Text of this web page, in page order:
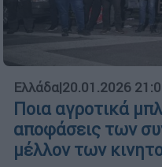
Ελλάδα|20.01.2026
Ποια αγροτικά
αποφάσεις των
μέλλον των